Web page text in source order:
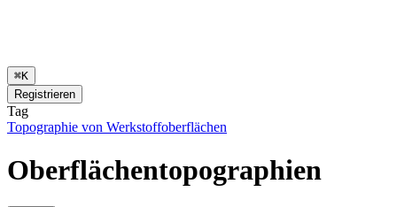
⌘K
Registrieren
Tag
Topographie von Werkstoffoberflächen
Oberflächentopographien